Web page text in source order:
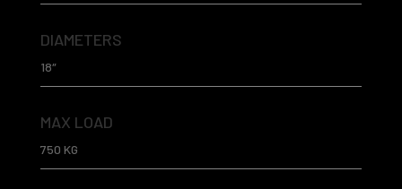
DIAMETERS
18″
MAX LOAD
750 KG